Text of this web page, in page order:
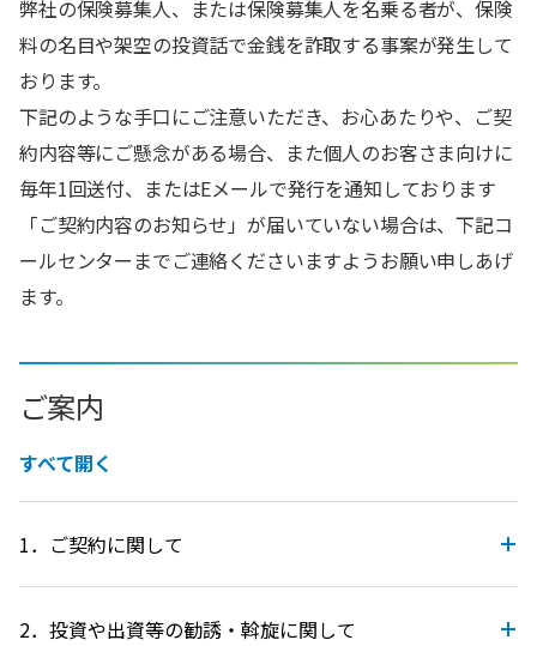
弊社の保険募集人、または保険募集人を名乗る者が、保険
料の名目や架空の投資話で金銭を詐取する事案が発生して
おります。
下記のような手口にご注意いただき、お心あたりや、ご契
約内容等にご懸念がある場合、また個人のお客さま向けに
毎年1回送付、またはEメールで発行を通知しております
「ご契約内容のお知らせ」が届いていない場合は、下記コ
ールセンターまでご連絡くださいますようお願い申しあげ
ます。
ご案内
すべて開く
1．ご契約に関して
2．投資や出資等の勧誘・斡旋に関して